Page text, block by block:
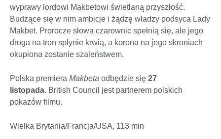
wyprawy lordowi Makbetowi świetlaną przyszłość.
Budzące się w nim ambicje i żądzę władzy podsyca Lady
Makbet. Prorocze słowa czarownic spełnią się, ale jego
droga na tron spłynie krwią, a korona na jego skroniach
okupiona zostanie szaleństwem.
Polska premiera Makbeta odbędzie się 27
listopada. British Council jest partnerem polskich
pokazów filmu.
Wielka Brytania/Francja/USA, 113 min